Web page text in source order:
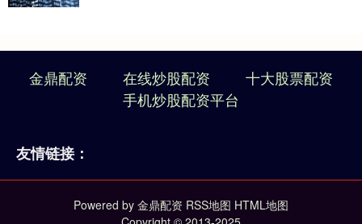
金鼎配资 在线炒股配资
十大股票配资
手机炒股配资平台
友情链接：
Powered by 金鼎配资 RSS地图 HTML地图